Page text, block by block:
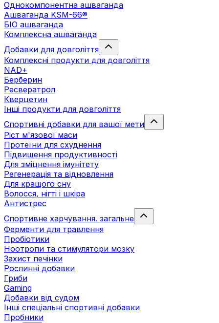
Однокомпонентна ашваганда
Ашваганда KSM-66®
БІО ашваганда
Комплексна ашваганда
Добавки для довголіття
Комплексні продукти для довголіття
NAD+
Берберин
Ресвератрол
Кверцетин
Інші продукти для довголіття
Спортивні добавки для вашої мети
Ріст м'язової маси
Протеїни для схуднення
Підвищення продуктивності
Для зміцнення імунітету
Регенерація та відновлення
Для кращого сну
Волосся, нігті і шкіра
Антистрес
Спортивне харчування. загальне
Ферменти для травлення
Пробіотики
Ноотропи та стимулятори мозку
Захист печінки
Рослинні добавки
Гриби
Gaming
Добавки від судом
Інші спеціальні спортивні добавки
Пробники